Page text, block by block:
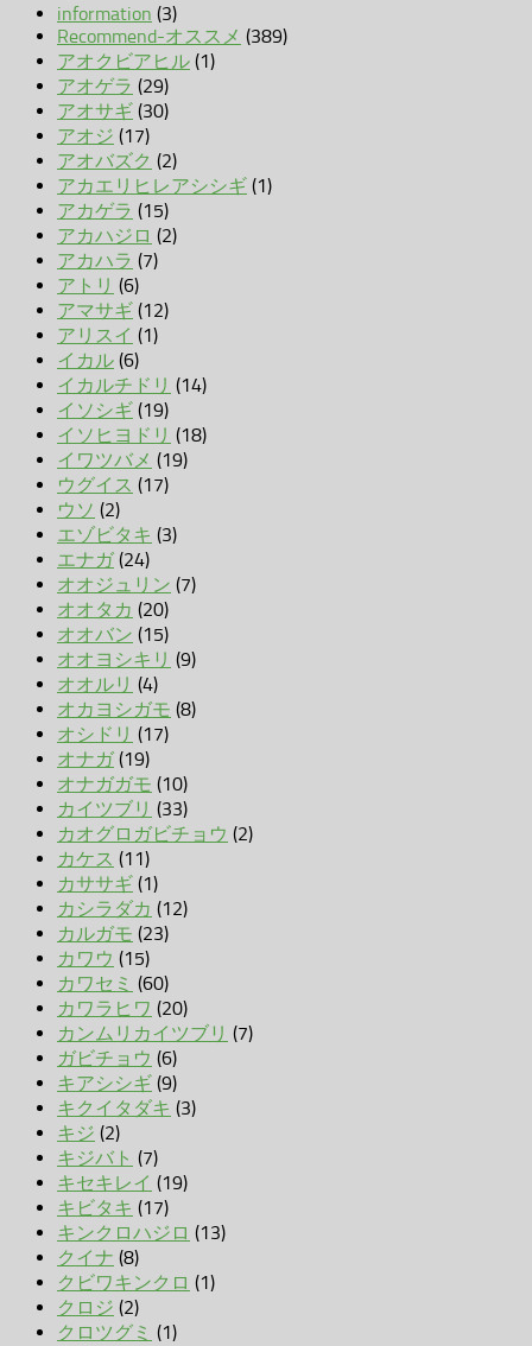
information (3)
Recommend-オススメ (389)
アオクビアヒル (1)
アオゲラ (29)
アオサギ (30)
アオジ (17)
アオバズク (2)
アカエリヒレアシシギ (1)
アカゲラ (15)
アカハジロ (2)
アカハラ (7)
アトリ (6)
アマサギ (12)
アリスイ (1)
イカル (6)
イカルチドリ (14)
イソシギ (19)
イソヒヨドリ (18)
イワツバメ (19)
ウグイス (17)
ウソ (2)
エゾビタキ (3)
エナガ(24)
オオジュリン (7)
オオタカ (20)
オオバン (15)
オオヨシキリ (9)
オオルリ (4)
オカヨシガモ (8)
オシドリ (17)
オナガ(19)
オナガガモ (10)
カイツブリ (33)
カオグロガビチョウ (2)
カケス (11)
カササギ (1)
カシラダカ (12)
カルガモ (23)
カワウ (15)
カワセミ (60)
カワラヒワ (20)
カンムリカイツブリ (7)
ガビチョウ (6)
キアシシギ (9)
キクイタダキ (3)
キジ (2)
キジバト (7)
キセキレイ (19)
キビタキ (17)
キンクロハジロ (13)
クイナ (8)
クビワキンクロ (1)
クロジ (2)
クロツグミ (1)